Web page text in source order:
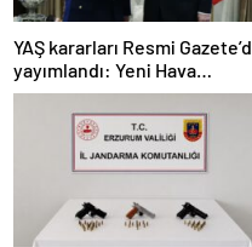
YAŞ kararları Resmi
yayımlandı: Yeni Hava
Kuvvetleri Komutanı
Orgeneral Rafet Dalkıran